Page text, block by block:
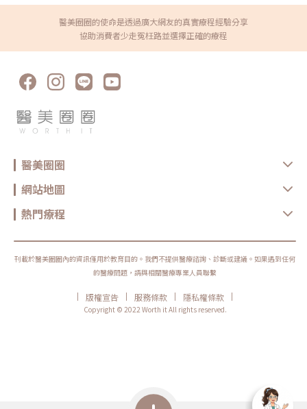
醫美圈圈的使命是透過廣大網友的真實療程經驗分享
協助消費者少走冤枉路並選擇正確的療程
醫美圈圈
網站地圖
熱門療程
刊載於醫美圈圈內的資訊僅用於教育目的。我們不提供醫療諮詢、診斷或建議。如果遇到任何
的醫療問題，請與相關醫療專業人員聯繫
| 版權宣告 | 服務條款 | 隱私權條款
|
Copyright © 2022 Worth it All rights reserved.